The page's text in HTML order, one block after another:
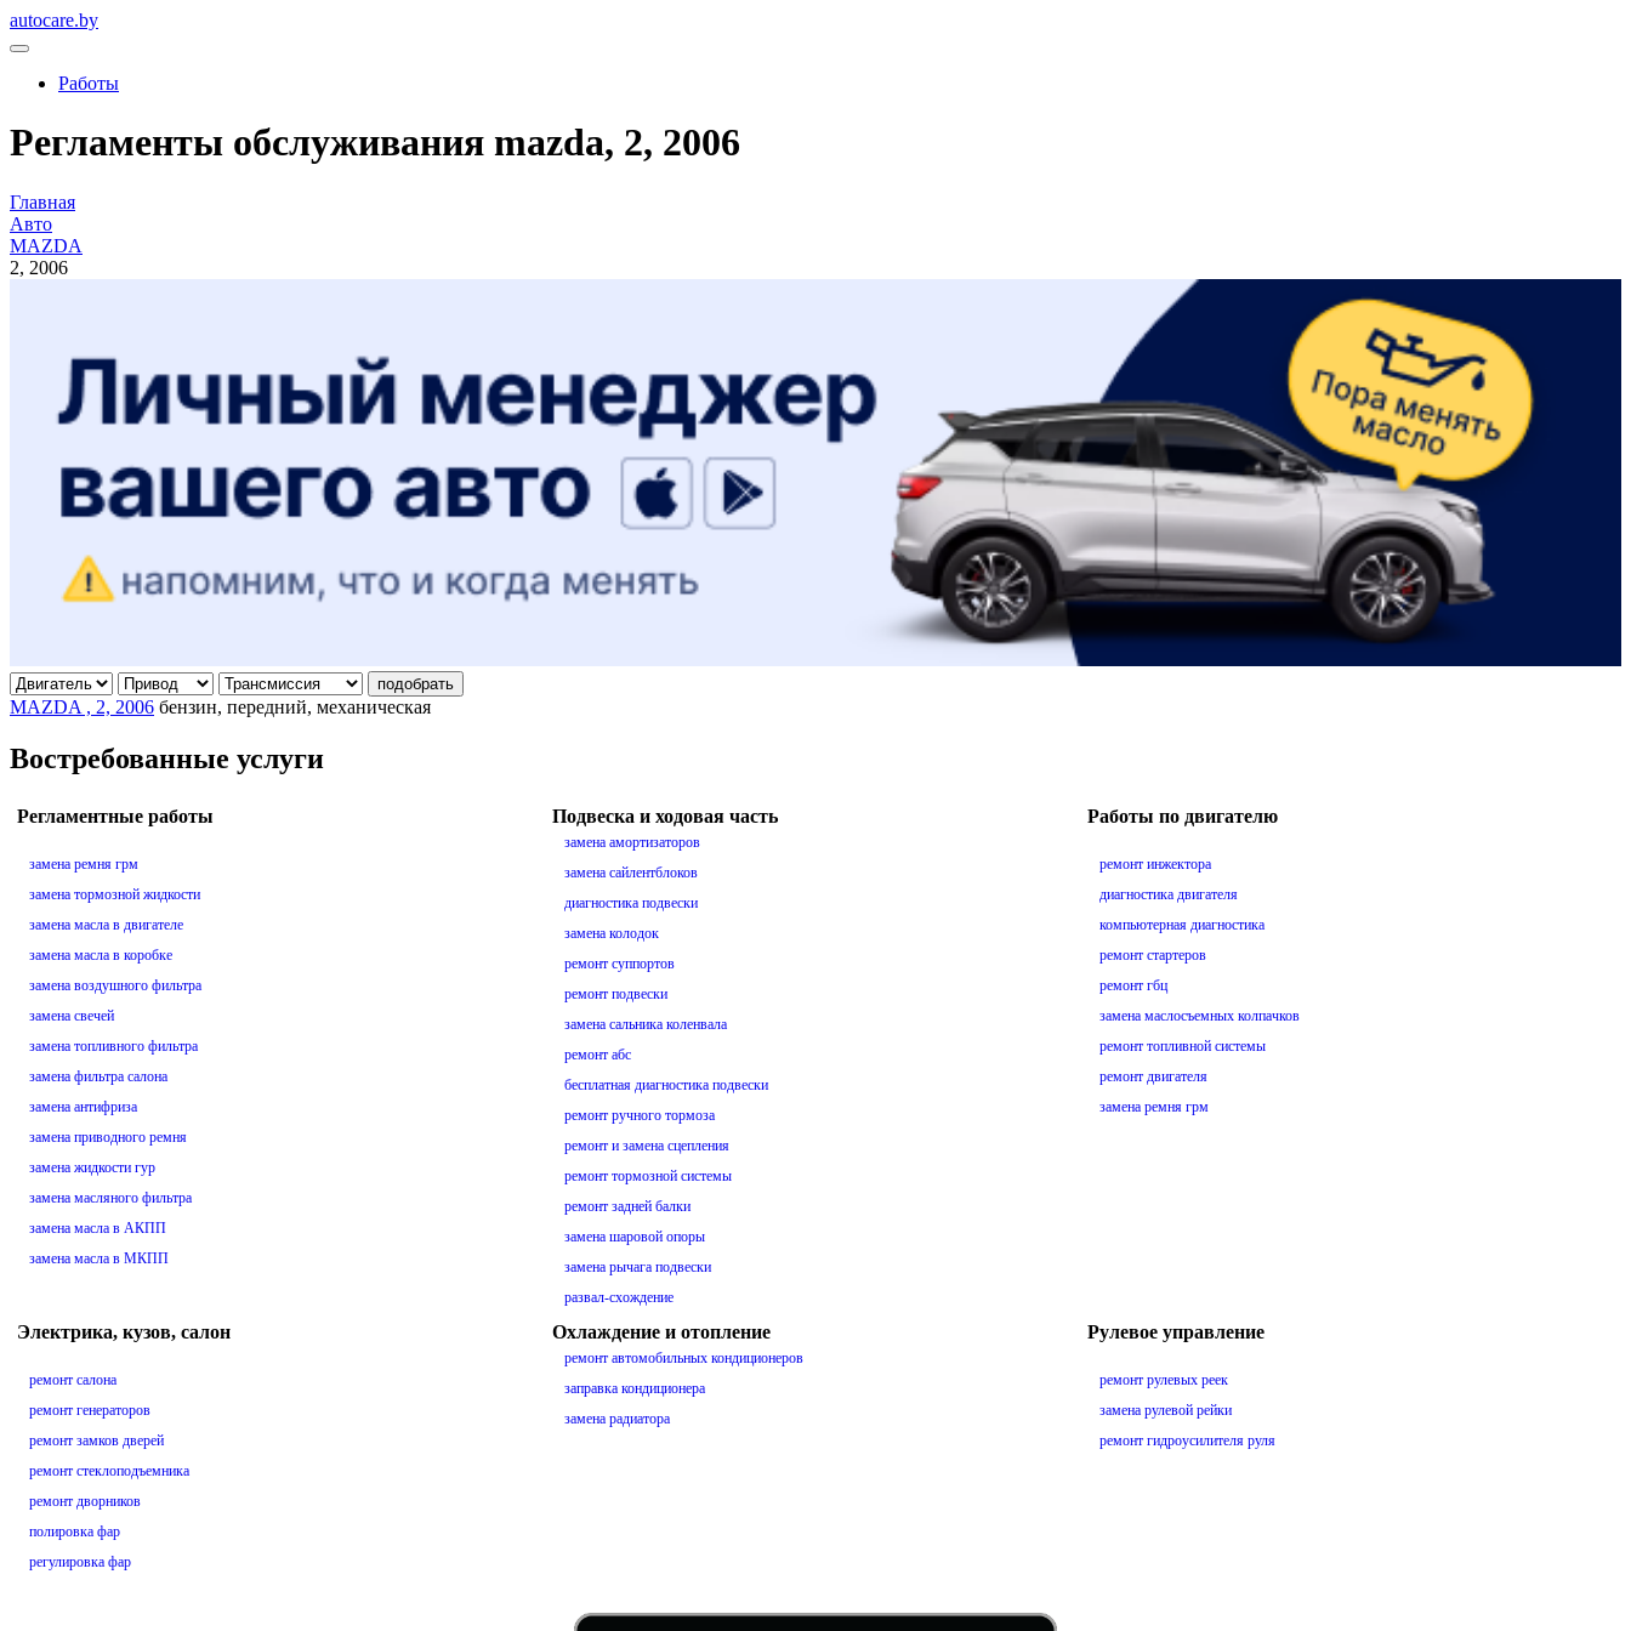
autocare.by
Работы
Регламенты обслуживания mazda, 2, 2006
Главная
Авто
MAZDA
2, 2006
подобрать
MAZDA , 2, 2006 бензин, передний, механическая
Востребованные услуги
Регламентные работы
замена ремня грм
замена тормозной жидкости
замена масла в двигателе
замена масла в коробке
замена воздушного фильтра
замена свечей
замена топливного фильтра
замена фильтра салона
замена антифриза
замена приводного ремня
замена жидкости гур
замена масляного фильтра
замена масла в АКПП
замена масла в МКПП
Подвеска и ходовая часть
замена амортизаторов
замена сайлентблоков
диагностика подвески
замена колодок
ремонт суппортов
ремонт подвески
замена сальника коленвала
ремонт абс
бесплатная диагностика подвески
ремонт ручного тормоза
ремонт и замена сцепления
ремонт тормозной системы
ремонт задней балки
замена шаровой опоры
замена рычага подвески
развал-схождение
Работы по двигателю
ремонт инжектора
диагностика двигателя
компьютерная диагностика
ремонт стартеров
ремонт гбц
замена маслосъемных колпачков
ремонт топливной системы
ремонт двигателя
замена ремня грм
Электрика, кузов, салон
ремонт салона
ремонт генераторов
ремонт замков дверей
ремонт стеклоподъемника
ремонт дворников
полировка фар
регулировка фар
Охлаждение и отопление
ремонт автомобильных кондиционеров
заправка кондиционера
замена радиатора
Рулевое управление
ремонт рулевых реек
замена рулевой рейки
ремонт гидроусилителя руля